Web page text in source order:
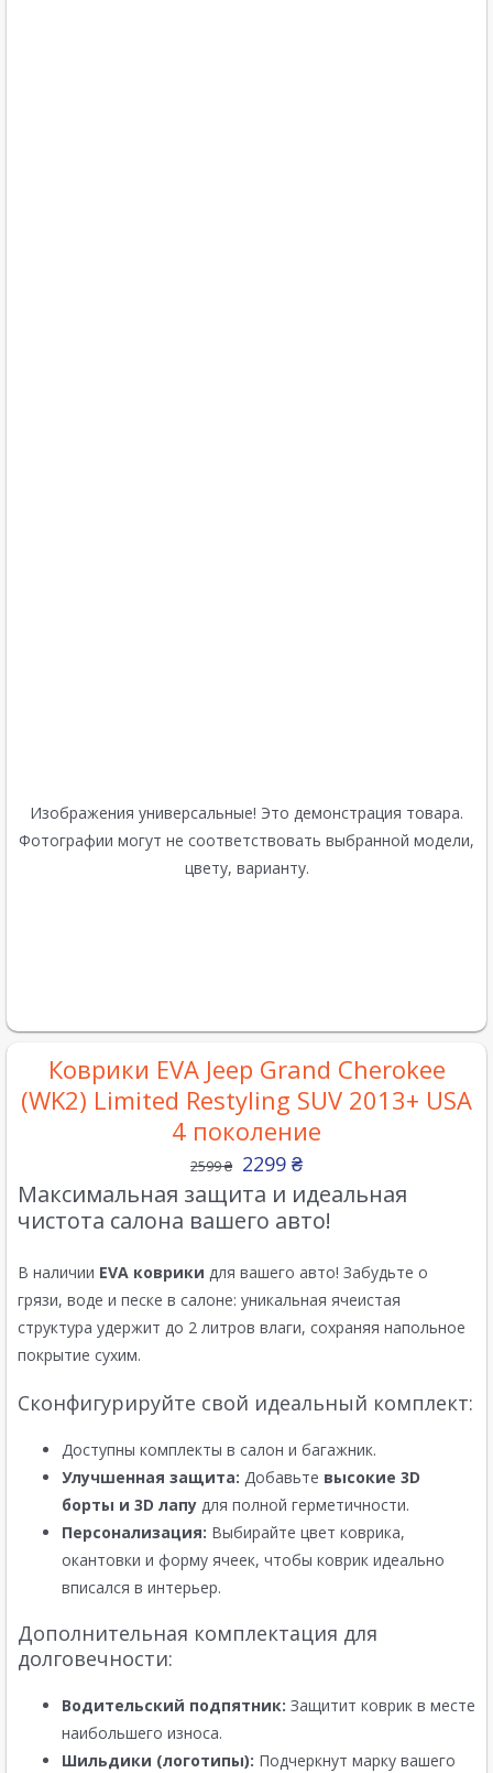
Изображения универсальные! Это демонстрация товара.
Фотографии могут не соответствовать выбранной модели,
цвету, варианту.
Коврики EVA Jeep Grand Cherokee
(WK2) Limited Restyling SUV 2013+ USA
4 поколение
2599₴ 2299 ₴
Максимальная защита и идеальная
чистота салона вашего авто!
В наличии EVA коврики для вашего авто! Забудьте о
грязи, воде и песке в салоне: уникальная ячеистая
структура удержит до 2 литров влаги, сохраняя напольное
покрытие сухим.
Сконфигурируйте свой идеальный комплект:
Доступны комплекты в салон и багажник.
Улучшенная защита: Добавьте высокие 3D
борты и 3D лапу для полной герметичности.
Персонализация: Выбирайте цвет коврика,
окантовки и форму ячеек, чтобы коврик идеально
вписался в интерьер.
Дополнительная комплектация для
долговечности:
Водительский подпятник: Защитит коврик в месте
наибольшего износа.
Шильдики (логотипы): Подчеркнут марку вашего